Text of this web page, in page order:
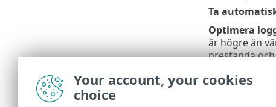
Ta
Optimera
är högre än
prestanda
Syslog-verktyg
Your account, your cookies
choice